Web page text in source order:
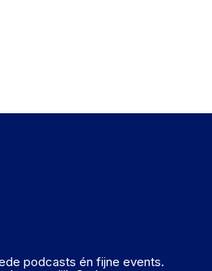
podcasts én fijne events.